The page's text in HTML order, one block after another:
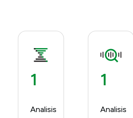
1
Analisis
1
Analisis